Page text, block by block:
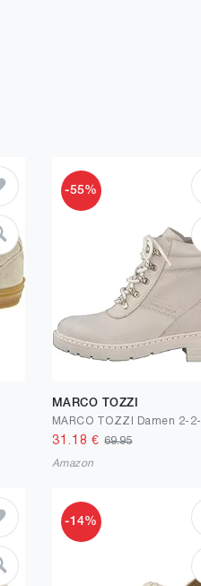
-55%
MARCO TOZZI
31.18 €69.95
Amazon
-14%